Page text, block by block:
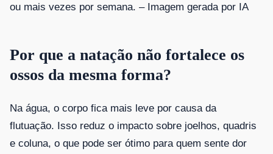
ou mais vezes por semana. – Imagem gerada por IA
Por que a natação não fortalece os
ossos da mesma forma?
Na água, o corpo fica mais leve por causa da
flutuação. Isso reduz o impacto sobre joelhos, quadris
e coluna, o que pode ser ótimo para quem sente dor